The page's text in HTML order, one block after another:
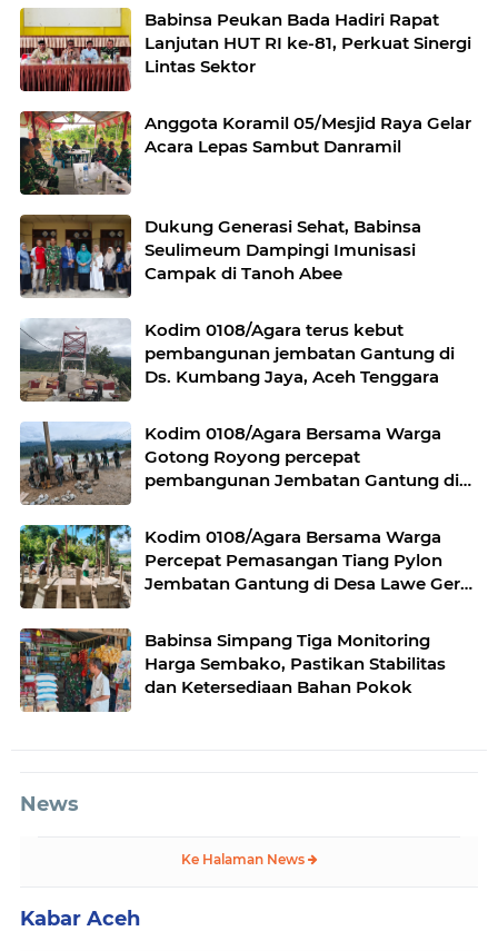
Babinsa Peukan Bada Hadiri Rapat
Lanjutan HUT RI ke-81, Perkuat Sinergi
Lintas Sektor
Anggota Koramil 05/Mesjid Raya Gelar
Acara Lepas Sambut Danramil
Dukung Generasi Sehat, Babinsa
Seulimeum Dampingi Imunisasi
Campak di Tanoh Abee
Kodim 0108/Agara terus kebut
pembangunan jembatan Gantung di
Ds. Kumbang Jaya, Aceh Tenggara
Kodim 0108/Agara Bersama Warga
Gotong Royong percepat
pembangunan Jembatan Gantung di
Kodim 0108/Agara Bersama Warga
Percepat Pemasangan Tiang Pylon
Jembatan Gantung di Desa Lawe Ger-
Babinsa Simpang Tiga Monitoring
Harga Sembako, Pastikan Stabilitas
dan Ketersediaan Bahan Pokok
News
Ke Halaman News
Kabar Aceh